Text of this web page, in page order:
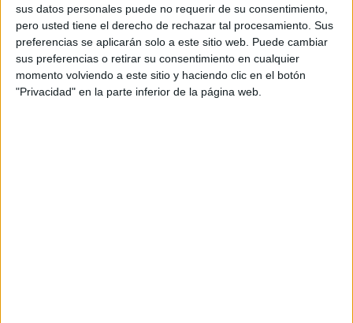
sus datos personales puede no requerir de su consentimiento,
pero usted tiene el derecho de rechazar tal procesamiento. Sus
preferencias se aplicarán solo a este sitio web. Puede cambiar
sus preferencias o retirar su consentimiento en cualquier
momento volviendo a este sitio y haciendo clic en el botón
"Privacidad" en la parte inferior de la página web.
Te puede interesar-Cinco signos que podrían
encontrar el amor durante Mercurio retrógrado